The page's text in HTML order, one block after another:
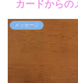
カードからの
メッセージ